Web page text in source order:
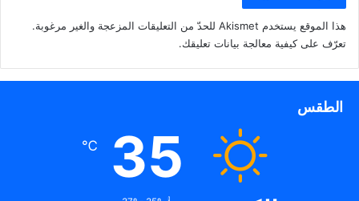
هذا الموقع يستخدم Akismet للحدّ من التعليقات المزعجة والغير مرغوبة.
تعرّف على كيفية معالجة بيانات تعليقك.
الطقس
35
℃